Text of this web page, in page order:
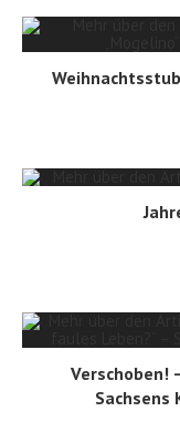
Verschoben!
Sachsens